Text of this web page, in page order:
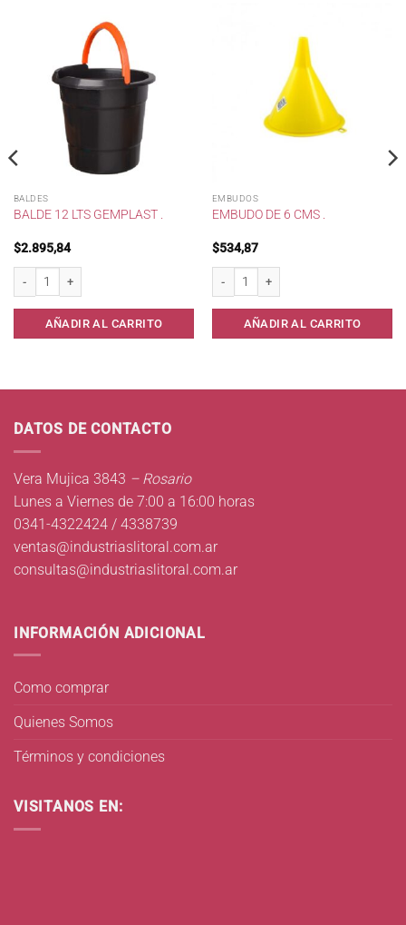
BALDES
BALDE 12 LTS GEMPLAST .
$2.895,84
Balde 12 lts Gemplast . cantidad
AÑADIR AL CARRITO
EMBUDOS
EMBUDO DE 6 CMS .
$534,87
Embudo de 6 cms . cantidad
AÑADIR AL CARRITO
cantidad
DATOS DE CONTACTO
Vera Mujica 3843 – Rosario
Lunes a Viernes de 7:00 a 16:00 horas
0341-4322424 / 4338739
ventas@industriaslitoral.com.ar
consultas@industriaslitoral.com.ar
INFORMACIÓN ADICIONAL
Como comprar
Quienes Somos
Términos y condiciones
VISITANOS EN: